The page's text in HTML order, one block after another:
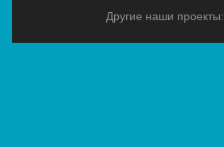
Другие наши проекты: